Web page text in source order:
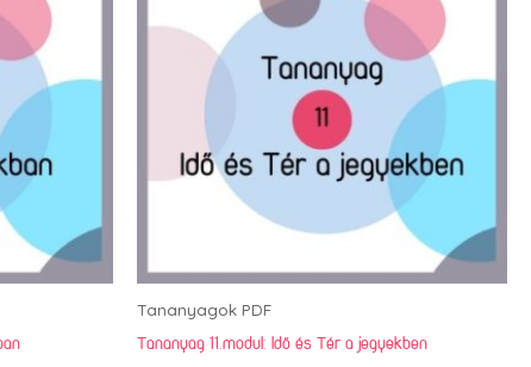
Tananyagok PDF
Tananyag 11.modul: Idő és Tér a jegyekben